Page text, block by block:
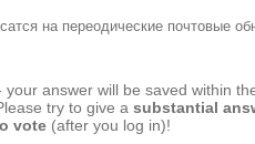
на переодические почтовые
your answer will be saved within
try to give a substantial
vote (after you log in)!